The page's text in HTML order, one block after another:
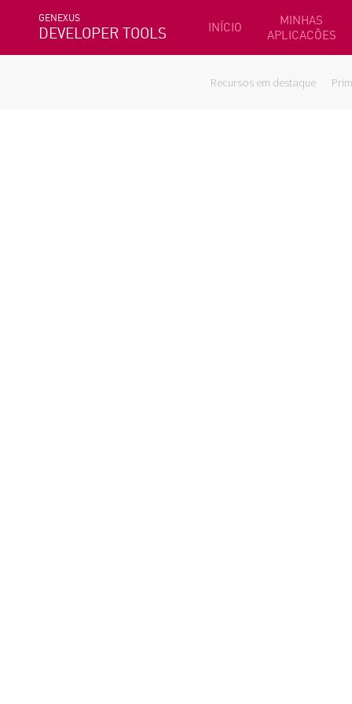
GENEXUS
DEVELOPER TOOLS INÍCIO
MINHAS
APLICACÕES
Recursos em destaque